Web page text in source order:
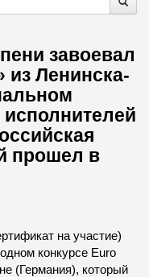
завоевал
из Ленинска-
прошел в
на участие)
конкурсе Euro
(Германия), который